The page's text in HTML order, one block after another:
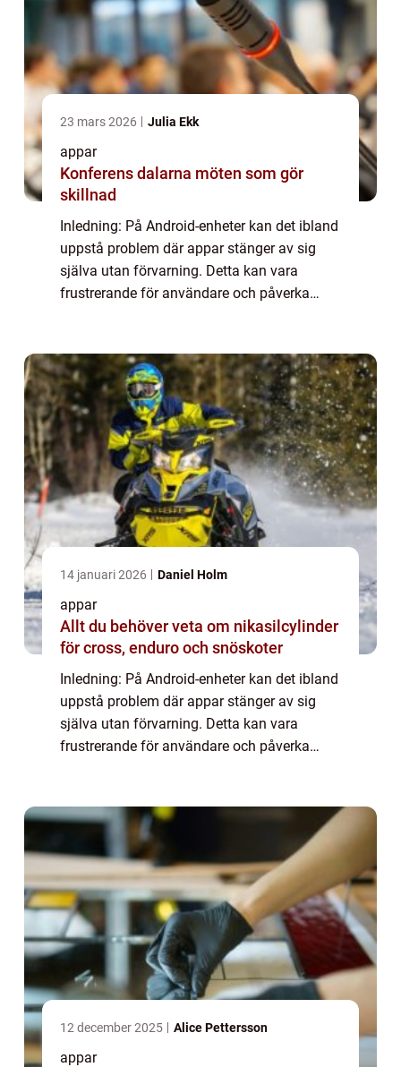
23 mars 2026 Julia Ekk
appar
Konferens dalarna möten som gör
skillnad
Inledning: På Android-enheter kan det ibland
uppstå problem där appar stänger av sig
själva utan förvarning. Detta kan vara
frustrerande för användare och påverka
öve...
14 januari 2026 Daniel Holm
appar
Allt du behöver veta om nikasilcylinder
för cross, enduro och snöskoter
Inledning: På Android-enheter kan det ibland
uppstå problem där appar stänger av sig
själva utan förvarning. Detta kan vara
frustrerande för användare och påverka
öve...
12 december 2025 Alice Pettersson
appar